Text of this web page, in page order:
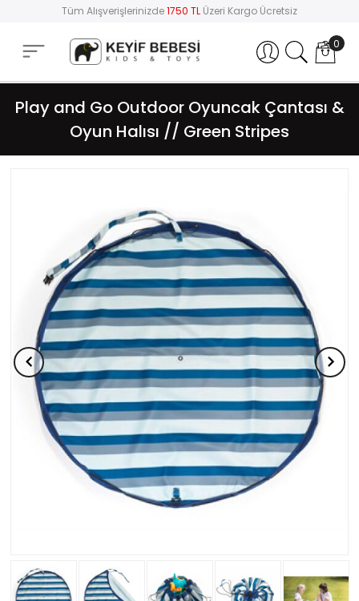
Tüm Alışverişlerinizde1750 TL Üzeri Kargo Ücretsiz
Hesabım 0
Play and Go Outdoor Oyuncak Çantası &
Oyun Halısı // Green Stripes